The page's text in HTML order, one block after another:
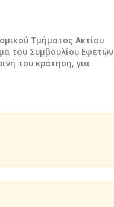
Τμήματος Ακτίου
του Συμβουλίου Εφετών
του κράτηση, για